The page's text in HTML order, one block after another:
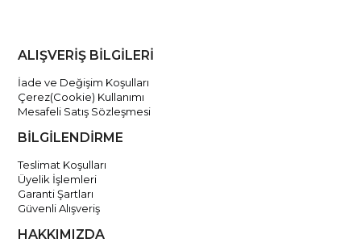
ALIŞVERİŞ BİLGİLERİ
İade ve Değişim Koşulları
Çerez(Cookie) Kullanımı
Mesafeli Satış Sözleşmesi
BİLGİLENDİRME
Teslimat Koşulları
Üyelik İşlemleri
Garanti Şartları
Güvenli Alışveriş
HAKKIMIZDA